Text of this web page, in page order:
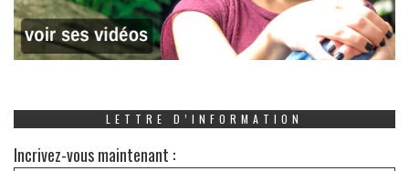
LETTRE D’INFORMATION
Incrivez-vous maintenant :